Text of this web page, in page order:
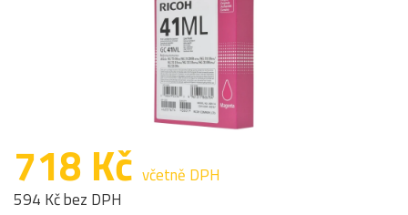
718 Kč včetně DPH
594 Kč bez DPH